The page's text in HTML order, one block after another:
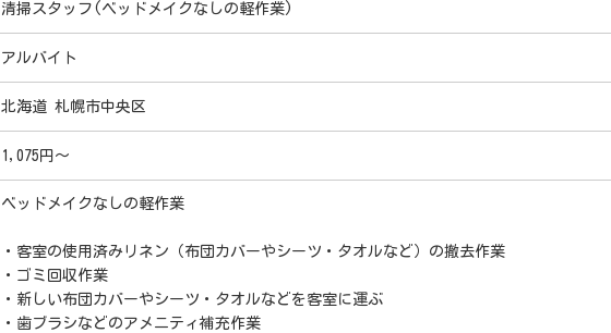
清掃スタッフ(ベッドメイクなしの軽作業)
アルバイト
北海道 札幌市中央区
1,075円～
ベッドメイクなしの軽作業
・客室の使用済みリネン（布団カバーやシーツ・タオルなど）の撤去作業
・ゴミ回収作業
・新しい布団カバーやシーツ・タオルなどを客室に運ぶ
・歯ブラシなどのアメニティ補充作業